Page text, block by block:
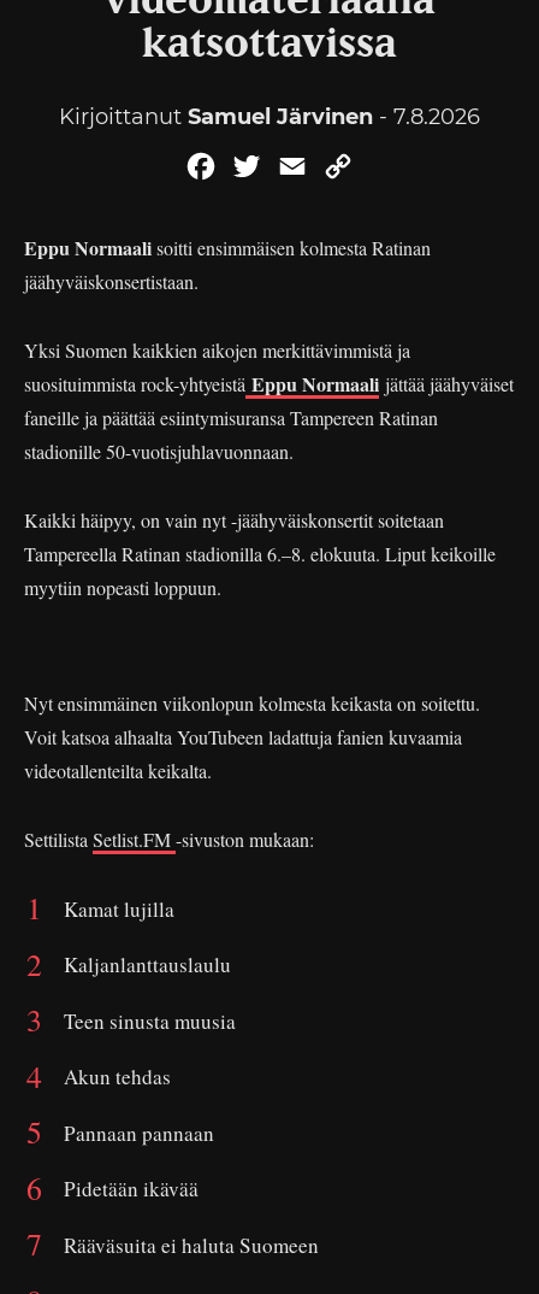
katsottavissa
Kirjoittanut Samuel Järvinen - 7.8.2026
FacebookTwitterEmail
Eppu Normaalisoitti ensimmäisen kolmesta Ratinan
jäähyväiskonsertistaan.
Yksi Suomen kaikkien aikojen merkittävimmistä ja
suosituimmista rock-yhtyeistä Eppu Normaali jättää jäähyväiset
faneille ja päättää esiintymisuransa Tampereen Ratinan
stadionille 50-vuotisjuhlavuonnaan.
Kaikki häipyy, on vain nyt -jäähyväiskonsertit soitetaan
Tampereella Ratinan stadionilla 6.–8. elokuuta. Liput keikoille
myytiin nopeasti loppuun.
Nyt ensimmäinen viikonlopun kolmesta keikasta on soitettu.
Voit katsoa alhaalta YouTubeen ladattuja fanien kuvaamia
videotallenteilta keikalta.
Settilista Setlist.FM-sivuston mukaan:
Kamat lujilla
Kaljanlanttauslaulu
Teen sinusta muusia
Akun tehdas
Pannaan pannaan
Pidetään ikävää
Rääväsuita ei haluta Suomeen